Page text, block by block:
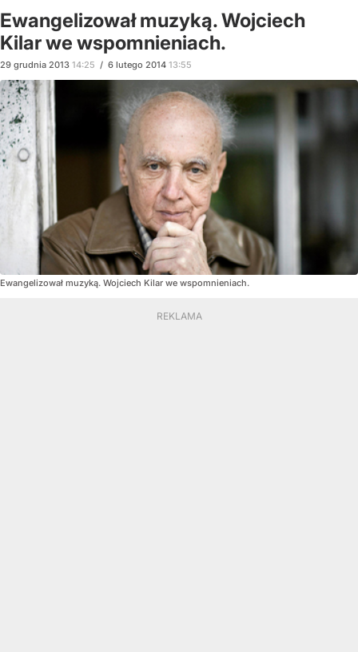
Ewangelizował muzyką. Wojciech
Kilar we wspomnieniach.
29 grudnia 2013 14:25 / 6 lutego 2014 13:55
Ewangelizował muzyką. Wojciech Kilar we wspomnieniach.